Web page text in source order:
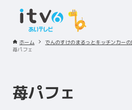
ホーム でんのすけのまるっとキッチンカーの
苺パフェ
苺パフェ